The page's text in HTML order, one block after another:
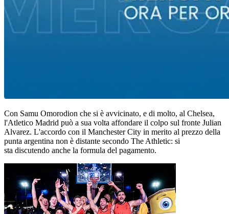
Con Samu Omorodion che si è avvicinato, e di molto, al Chelsea,
l'Atletico Madrid può a sua volta affondare il colpo sul fronte Julian
Alvarez. L'accordo con il Manchester City in merito al prezzo della
punta argentina non è distante secondo The Athletic: si
sta discutendo anche la formula del pagamento.